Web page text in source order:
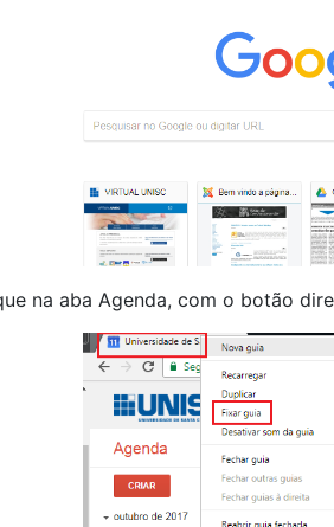
na aba Agenda, com o botão